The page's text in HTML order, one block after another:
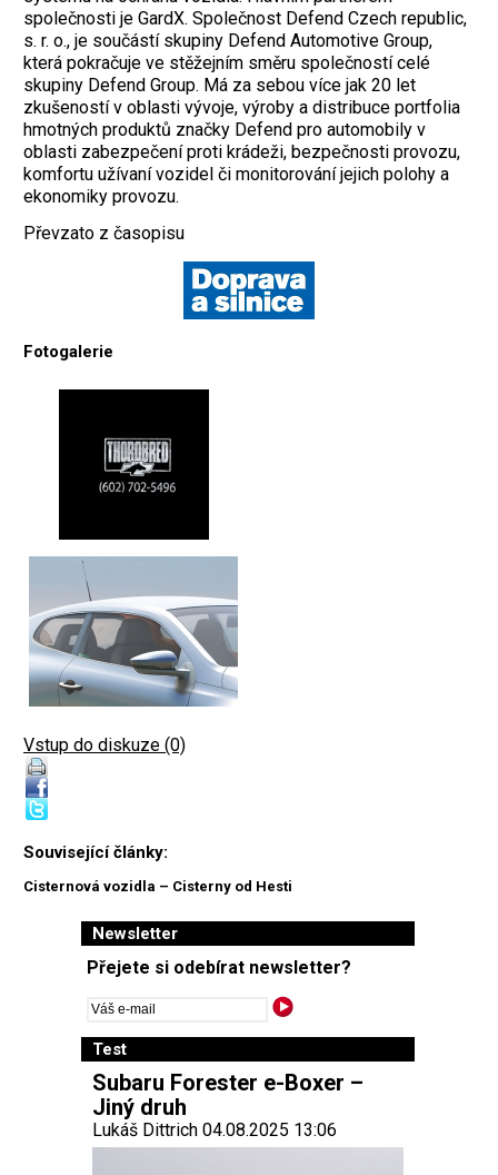
společnosti je GardX. Společnost Defend Czech republic,
s. r. o., je součástí skupiny Defend Automotive Group,
která pokračuje ve stěžejním směru společností celé
skupiny Defend Group. Má za sebou více jak 20 let
zkušeností v oblasti vývoje, výroby a distribuce portfolia
hmotných produktů značky Defend pro automobily v
oblasti zabezpečení proti krádeži, bezpečnosti provozu,
komfortu užívaní vozidel či monitorování jejich polohy a
ekonomiky provozu.
Převzato z časopisu
Fotogalerie
Vstup do diskuze (0)
Související články:
Cisternová vozidla – Cisterny od Hesti
Newsletter
Přejete si odebírat newsletter?
Test
Subaru Forester e-Boxer –
Jiný druh
Lukáš Dittrich 04.08.2025 13:06